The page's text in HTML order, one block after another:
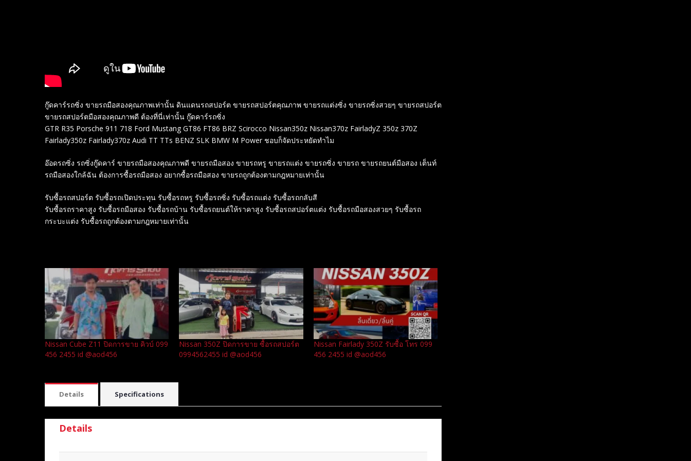
กู๊ดคาร์รถซิ่ง ขายรถมือสองคุณภาพเท่านั้น ดินแดนรถสปอร์ต ขายรถสปอร์ตคุณภาพ ขายรถแต่งซิ่ง ขายรถซิ่งสวยๆ ขายรถสปอร์ต
ขายรถสปอร์ตมือสองคุณภาพดี ต้องที่นี่เท่านั้น กู๊ดคาร์รถซิ่ง
GTR R35 Porsche 911 718 Ford Mustang GT86 FT86 BRZ Scirocco Nissan350z Nissan370z FairladyZ 350z 370Z
Fairlady350z Fairlady370z Audi TT TTs BENZ SLK BMW M Power ชอบก็จัดประหยัดทำไม
อ๊อดรถซิ่ง รถซิ่งกู๊ดคาร์ ขายรถมือสองคุณภาพดี ขายรถมือสอง ขายรถหรู ขายรถแต่ง ขายรถซิ่ง ขายรถ ขายรถยนต์มือสอง เต็นท์
รถมือสองใกล้ฉัน ต้องการซื้อรถมือสอง อยากซื้อรถมือสอง ขายรถถูกต้องตามกฎหมายเท่านั้น
รับซื้อรถสปอร์ต รับซื้อรถเปิดประทุน รับซื้อรถหรู รับซื้อรถซิ่ง รับซื้อรถแต่ง รับซื้อรถกลับสี
รับซื้อรถราคาสูง รับซื้อรถมือสอง รับซื้อรถบ้าน รับซื้อรถยนต์ให้ราคาสูง รับซื้อรถสปอร์ตแต่ง รับซื้อรถมือสองสวยๆ รับซื้อรถ
กระบะแต่ง รับซื้อรถถูกต้องตามกฎหมายเท่านั้น
Nissan Cube Z11 ปิดการขาย คิวบ์ 099
456 2455 id @aod456
Nissan 350Z ปิดการขาย ซื้อรถสปอร์ต
0994562455 id @aod456
Nissan Fairlady 350Z รับซื้อ โทร 099
456 2455 id @aod456
Details Specifications
Details